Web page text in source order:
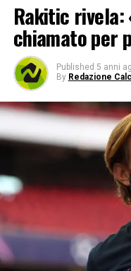
Rakitic rivela:
chiamato per
Published 5 anni
By Redazione